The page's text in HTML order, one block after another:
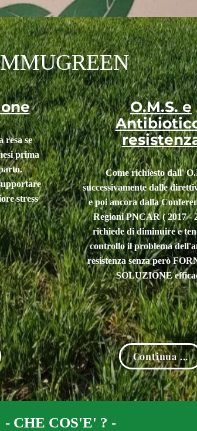
resa se
prima
stress
O.M.S. e
Come richiesto dall'
successivamente dalle
e poi ancora dalla
Regioni PNCAR( 2017 -
richiede di diminuire e
controllo il problema
resistenza senza però
SOLUZIONE
Continua ...
- CHE COS'E' ? -